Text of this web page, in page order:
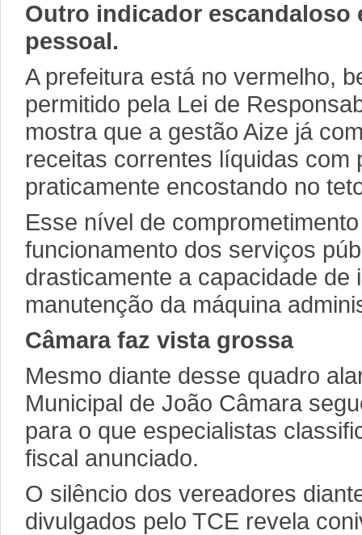
Outro indicador escandaloso
pessoal.
A prefeitura está no vermelho,
permitido pela Lei de
mostra que a gestão Aize já
receitas correntes líquidas com
praticamente encostando no
Esse nível de
funcionamento dos serviços
drasticamente a capacidade de
manutenção da máquina
Câmara faz vista grossa
Mesmo diante desse quadro
Municipal de João Câmara
para o que especialistas
fiscal anunciado.
O silêncio dos vereadores
divulgados pelo TCE revela